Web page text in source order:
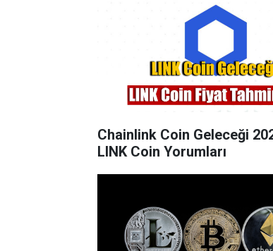
Chainlink Coin Geleceği
LINK Coin Yorumları